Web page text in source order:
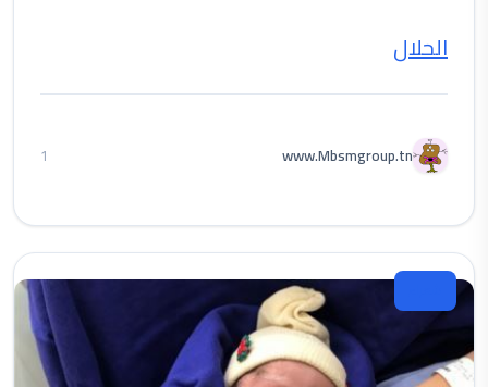
الحلال
www.Mbsmgroup.tn
1